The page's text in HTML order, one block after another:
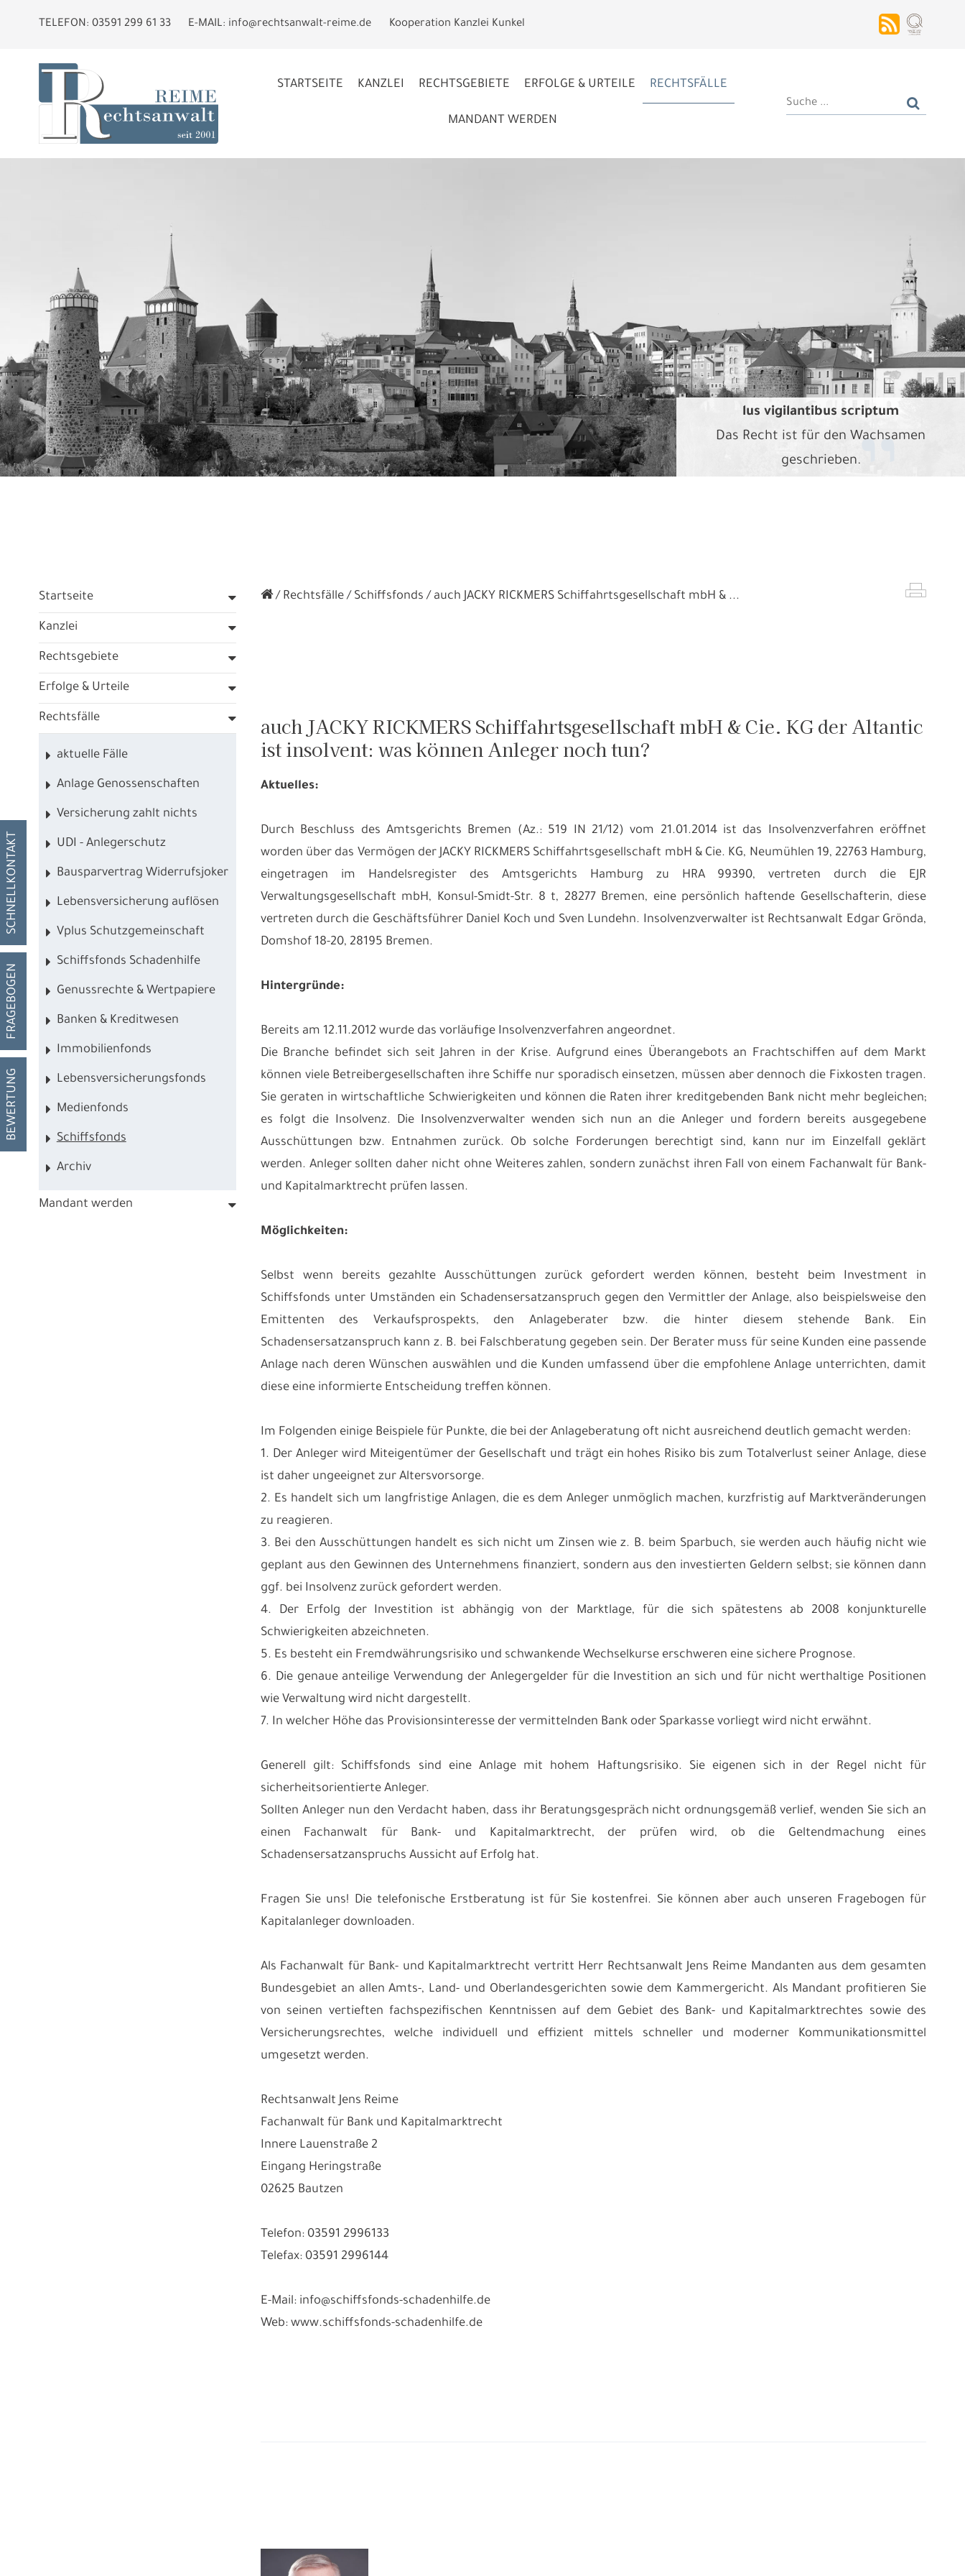
TELEFON: 03591 299 61 33 E-MAIL: info@rechtsanwalt-reime.de Kooperation Kanzlei Kunkel
STARTSEITE KANZLEI RECHTSGEBIETE ERFOLGE & URTEILE RECHTSFÄLLE
MANDANT WERDEN
SCHNELLKONTAKT
FRAGEBOGEN
BEWERTUNG
lus vigilantibus scriptum
Das Recht ist für den Wachsamen
geschrieben.
Startseite
Kanzlei
Rechtsgebiete
Erfolge & Urteile
Rechtsfälle
aktuelle Fälle
Anlage Genossenschaften
Versicherung zahlt nichts
UDI - Anlegerschutz
Bausparvertrag Widerrufsjoker
Lebensversicherung auflösen
Vplus Schutzgemeinschaft
Schiffsfonds Schadenhilfe
Genussrechte & Wertpapiere
Banken & Kreditwesen
Immobilienfonds
Lebensversicherungsfonds
Medienfonds
Schiffsfonds
Archiv
Mandant werden
Rechtsfälle Schiffsfonds auch JACKY RICKMERS Schiffahrtsgesellschaft mbH & ...
auch JACKY RICKMERS Schiffahrtsgesellschaft mbH & Cie. KG der Altantic
ist insolvent: was können Anleger noch tun?
Aktuelles:
Durch Beschluss des Amtsgerichts Bremen (Az.: 519 IN 21/12) vom 21.01.2014 ist das Insolvenzverfahren eröffnet
worden über das Vermögen der JACKY RICKMERS Schiffahrtsgesellschaft mbH & Cie. KG, Neumühlen 19, 22763 Hamburg,
eingetragen im Handelsregister des Amtsgerichts Hamburg zu HRA 99390, vertreten durch die EJR
Verwaltungsgesellschaft mbH, Konsul-Smidt-Str. 8 t, 28277 Bremen, eine persönlich haftende Gesellschafterin, diese
vertreten durch die Geschäftsführer Daniel Koch und Sven Lundehn. Insolvenzverwalter ist Rechtsanwalt Edgar Grönda,
Domshof 18-20, 28195 Bremen.
Hintergründe:
Bereits am 12.11.2012 wurde das vorläufige Insolvenzverfahren angeordnet.
Die Branche befindet sich seit Jahren in der Krise. Aufgrund eines Überangebots an Frachtschiffen auf dem Markt
können viele Betreibergesellschaften ihre Schiffe nur sporadisch einsetzen, müssen aber dennoch die Fixkosten tragen.
Sie geraten in wirtschaftliche Schwierigkeiten und können die Raten ihrer kreditgebenden Bank nicht mehr begleichen;
es folgt die Insolvenz. Die Insolvenzverwalter wenden sich nun an die Anleger und fordern bereits ausgegebene
Ausschüttungen bzw. Entnahmen zurück. Ob solche Forderungen berechtigt sind, kann nur im Einzelfall geklärt
werden. Anleger sollten daher nicht ohne Weiteres zahlen, sondern zunächst ihren Fall von einem Fachanwalt für Bank-
und Kapitalmarktrecht prüfen lassen.
Möglichkeiten:
Selbst wenn bereits gezahlte Ausschüttungen zurück gefordert werden können, besteht beim Investment in
Schiffsfonds unter Umständen ein Schadensersatzanspruch gegen den Vermittler der Anlage, also beispielsweise den
Emittenten des Verkaufsprospekts, den Anlageberater bzw. die hinter diesem stehende Bank. Ein
Schadensersatzanspruch kann z. B. bei Falschberatung gegeben sein. Der Berater muss für seine Kunden eine passende
Anlage nach deren Wünschen auswählen und die Kunden umfassend über die empfohlene Anlage unterrichten, damit
diese eine informierte Entscheidung treffen können.
Im Folgenden einige Beispiele für Punkte, die bei der Anlageberatung oft nicht ausreichend deutlich gemacht werden:
1. Der Anleger wird Miteigentümer der Gesellschaft und trägt ein hohes Risiko bis zum Totalverlust seiner Anlage, diese
ist daher ungeeignet zur Altersvorsorge.
2. Es handelt sich um langfristige Anlagen, die es dem Anleger unmöglich machen, kurzfristig auf Marktveränderungen
zu reagieren.
3. Bei den Ausschüttungen handelt es sich nicht um Zinsen wie z. B. beim Sparbuch, sie werden auch häufig nicht wie
geplant aus den Gewinnen des Unternehmens finanziert, sondern aus den investierten Geldern selbst; sie können dann
ggf. bei Insolvenz zurück gefordert werden.
4. Der Erfolg der Investition ist abhängig von der Marktlage, für die sich spätestens ab 2008 konjunkturelle
Schwierigkeiten abzeichneten.
5. Es besteht ein Fremdwährungsrisiko und schwankende Wechselkurse erschweren eine sichere Prognose.
6. Die genaue anteilige Verwendung der Anlegergelder für die Investition an sich und für nicht werthaltige Positionen
wie Verwaltung wird nicht dargestellt.
7. In welcher Höhe das Provisionsinteresse der vermittelnden Bank oder Sparkasse vorliegt wird nicht erwähnt.
Generell gilt: Schiffsfonds sind eine Anlage mit hohem Haftungsrisiko. Sie eigenen sich in der Regel nicht für
sicherheitsorientierte Anleger.
Sollten Anleger nun den Verdacht haben, dass ihr Beratungsgespräch nicht ordnungsgemäß verlief, wenden Sie sich an
einen Fachanwalt für Bank- und Kapitalmarktrecht, der prüfen wird, ob die Geltendmachung eines
Schadensersatzanspruchs Aussicht auf Erfolg hat.
Fragen Sie uns! Die telefonische Erstberatung ist für Sie kostenfrei. Sie können aber auch unseren Fragebogen für
Kapitalanleger downloaden.
Als Fachanwalt für Bank- und Kapitalmarktrecht vertritt Herr Rechtsanwalt Jens Reime Mandanten aus dem gesamten
Bundesgebiet an allen Amts-, Land- und Oberlandesgerichten sowie dem Kammergericht. Als Mandant profitieren Sie
von seinen vertieften fachspezifischen Kenntnissen auf dem Gebiet des Bank- und Kapitalmarktrechtes sowie des
Versicherungsrechtes, welche individuell und effizient mittels schneller und moderner Kommunikationsmittel
umgesetzt werden.
Rechtsanwalt Jens Reime
Fachanwalt für Bank und Kapitalmarktrecht
Innere Lauenstraße 2
Eingang Heringstraße
02625 Bautzen
Telefon: 03591 2996133
Telefax: 03591 2996144
E-Mail: info@schiffsfonds-schadenhilfe.de
Web: www.schiffsfonds-schadenhilfe.de